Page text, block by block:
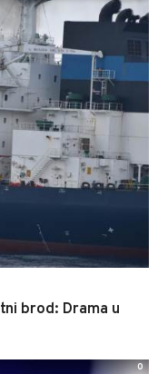
brod: Drama u
0